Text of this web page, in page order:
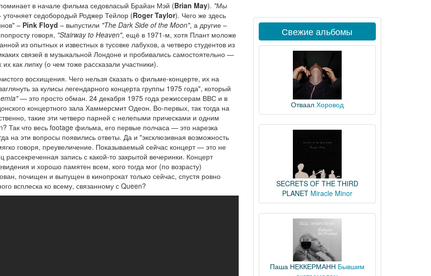
в начале фильма седовласый Брайан Мэй (Brian May). "Мы
уточняет седобородый Роджер Тейлор (Roger Taylor). Чего же здесь
– Pink Floyd – выпустили "The Dark Side of the Moon", а другие –
говоря, "Stairway to Heaven", ещё в 1971-м, хотя Плант моложе
из опытных и известных в тусовке лабухов, а четверо студентов из
связей в музыкальной Лондоне и пробивались самостоятельно —
как липку (о чем тоже рассказали участники).
восхищения. Чего нельзя cказать о фильме-концерте, их на
за кулисы легендарного концерта группы 1975 года", который
— это просто обман. 24 декабря 1975 года режиссерам ВВС и в
концертного зала Хаммерсмит Одеон. Во-первых, так тогда на
такие эти четверо парней с нелепыми прическами и одним
что весь footage фильма, его первые полчаса — это нарезка
на эти вопросы появились ответы. Да и "эксклюзивная возможность
говоря, преувеличение. Показываемый сейчас концерт — это не
запись с какой-то закрытой вечеринки. Концерт
и хорошо памятен всем, кого тогда мог (по возрасту)
почищен и выпущен в кинопрокат только сейчас, спустя ровно
всплеска ко всему, связанному с Queen?
Свежие альбомы
Отваал Хоровод
SECRETS OF THE THIRD
PLANET Miracle Minor
Паша НЕККЕРМАНН Бывшим